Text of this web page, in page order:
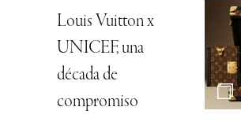
Louis Vuitton x
UNICEF, una
década de
compromiso